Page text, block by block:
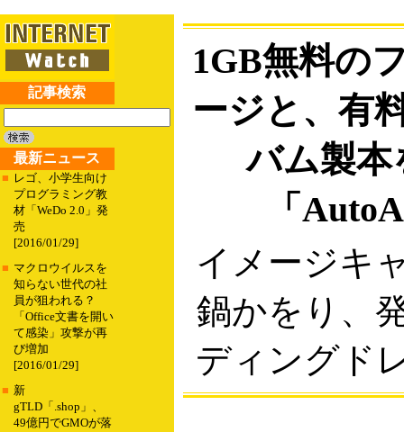
記事検索
最新ニュース
■ レゴ、小学生向け
プログラミング教
材「WeDo 2.0」発
売
[2016/01/29]
■ マクロウイルスを
知らない世代の社
員が狙われる？
「Office文書を開い
て感染」攻撃が再
び増加
[2016/01/29]
■ 新
gTLD「.shop」、
49億円でGMOが落
1GB無料の
ージと、有
バム製本
「
イメージキ
鍋かをり、
ディングド